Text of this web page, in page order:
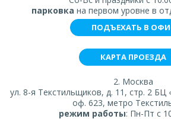
парковка на первом уровне в
ПОДЪЕХАТЬ В
КАРТА ПРОЕЗДА
2. Москва
ул. 8-я Текстильщиков, д. 11, стр. 2 БЦ
оф. 623, метро
режим работы: Пн-Пт с